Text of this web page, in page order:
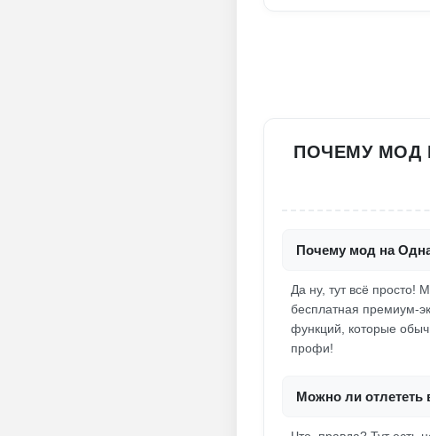
ПОЧЕМУ МОД
Почему мод на
Да ну, тут всё просто!
бесплатная премиум-
функций, которые
профи!
Можно ли отлететь